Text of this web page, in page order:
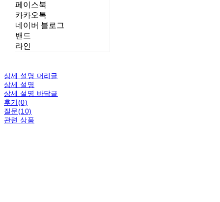
페이스북
카카오톡
네이버 블로그
밴드
라인
상세 설명 머리글
상세 설명
상세 설명 바닥글
후기(0)
질문(10)
관련 상품